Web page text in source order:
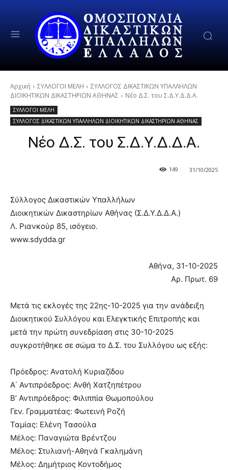
Αρχική ΣΥΛΛΟΓΟΙ ΜΕΛΗ
ΣΥΛΛΟΓΟΣ ΔΙΚΑΣΤΙΚΩΝ ΥΠΑΛΛΗΛΩΝ
ΔΙΟΙΚΗΤΙΚΩΝ ΔΙΚΑΣΤΗΡΙΩΝ ΑΘΗΝΑΣ
Νέο Δ.Σ. του Σ.Δ.Υ.Δ.Δ.Α.
ΣΥΛΛΟΓΟΙ ΜΕΛΗ
ΣΥΛΛΟΓΟΣ ΔΙΚΑΣΤΙΚΩΝ ΥΠΑΛΛΗΛΩΝ ΔΙΟΙΚΗΤΙΚΩΝ ΔΙΚΑΣΤΗΡΙΩΝ ΑΘΗΝΑΣ
Νέο Δ.Σ. του Σ.Δ.Υ.Δ.Δ.Α.
149 31/10/2025
Σύλλογος Δικαστικών Υπαλλήλων
Διοικητικών Δικαστηρίων Αθήνας (Σ.Δ.Υ.Δ.Δ.Α.)
Λ. Ριανκούρ 85, ισόγειο.
www.sdydda.gr
Αθήνα, 31-10-2025
Αρ. Πρωτ. 69
Μετά τις εκλογές της 22ης-10-2025 για την ανάδειξη
Διοικητικού Συλλόγου και Ελεγκτικής Επιτροπής και
μετά την πρώτη συνεδρίαση στις 30-10-2025
συγκροτήθηκε σε σώμα το Δ.Σ. του Συλλόγου ως εξής:
Πρόεδρος: Ανατολή Κυριαζίδου
Α΄ Αντιπρόεδρος: Ανθή Χατζηπέτρου
Β’ Αντιπρόεδρος: Φιλιππία Θωμοπούλου
Γεν. Γραμματέας: Φωτεινή Ροζή
Ταμίας: Ελένη Τασούλα
Μέλος: Παναγιώτα Βρέντζου
Μέλος: Στυλιανή-Αθηνά Γκαλημάνη
Μέλος: Δημήτριος Κοντοδήμος